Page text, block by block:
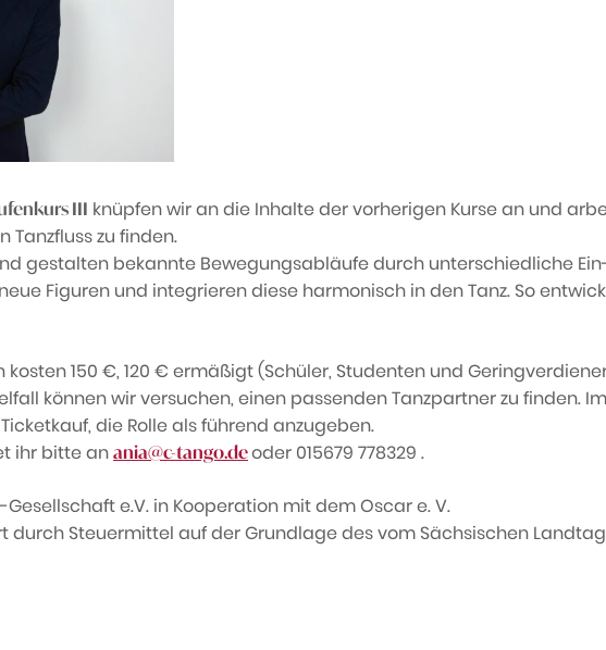
III knüpfen wir an die Inhalte der vorherigen Kurse an und
Tanzfluss zu finden.
gestalten bekannte Bewegungsabläufe durch unterschiedliche
Figuren und integrieren diese harmonisch in den Tanz. So
kosten 150 €, 120 € ermäßigt (Schüler, Studenten und
können wir versuchen, einen passenden Tanzpartner zu finden.
die Rolle als führend anzugeben.
ihr bitte an ania@c-tango.deoder 015679 778329 .
e.V. in Kooperation mit dem Oscar e. V.
durch Steuermittel auf der Grundlage des vom Sächsischen